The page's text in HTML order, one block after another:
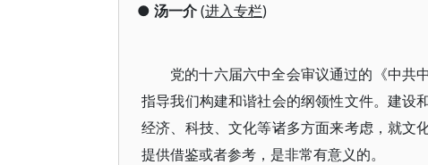
● 汤一介(进入专栏)
党的十六届六中全会审议通过的《中共
指导我们构建和谐社会的纲领性文件。建设
经济、科技、文化等诸多方面来考虑，就文
提供借鉴或者参考，是非常有意义的。